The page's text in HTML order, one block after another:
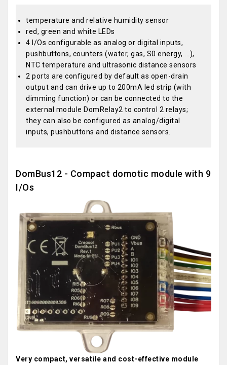
temperature and relative humidity sensor
red, green and white LEDs
4 I/Os configurable as analog or digital inputs,
pushbuttons, counters (water, gas, S0 energy, ...),
NTC temperature and ultrasonic distance sensors
2 ports are configured by default as open-drain
output and can drive up to 200mA led strip (with
dimming function) or can be connected to the
external module DomRelay2 to control 2 relays;
they can also be configured as analog/digital
inputs, pushbuttons and distance sensors.
DomBus12 - Compact domotic module with 9
I/Os
Very compact, versatile and cost-effective module